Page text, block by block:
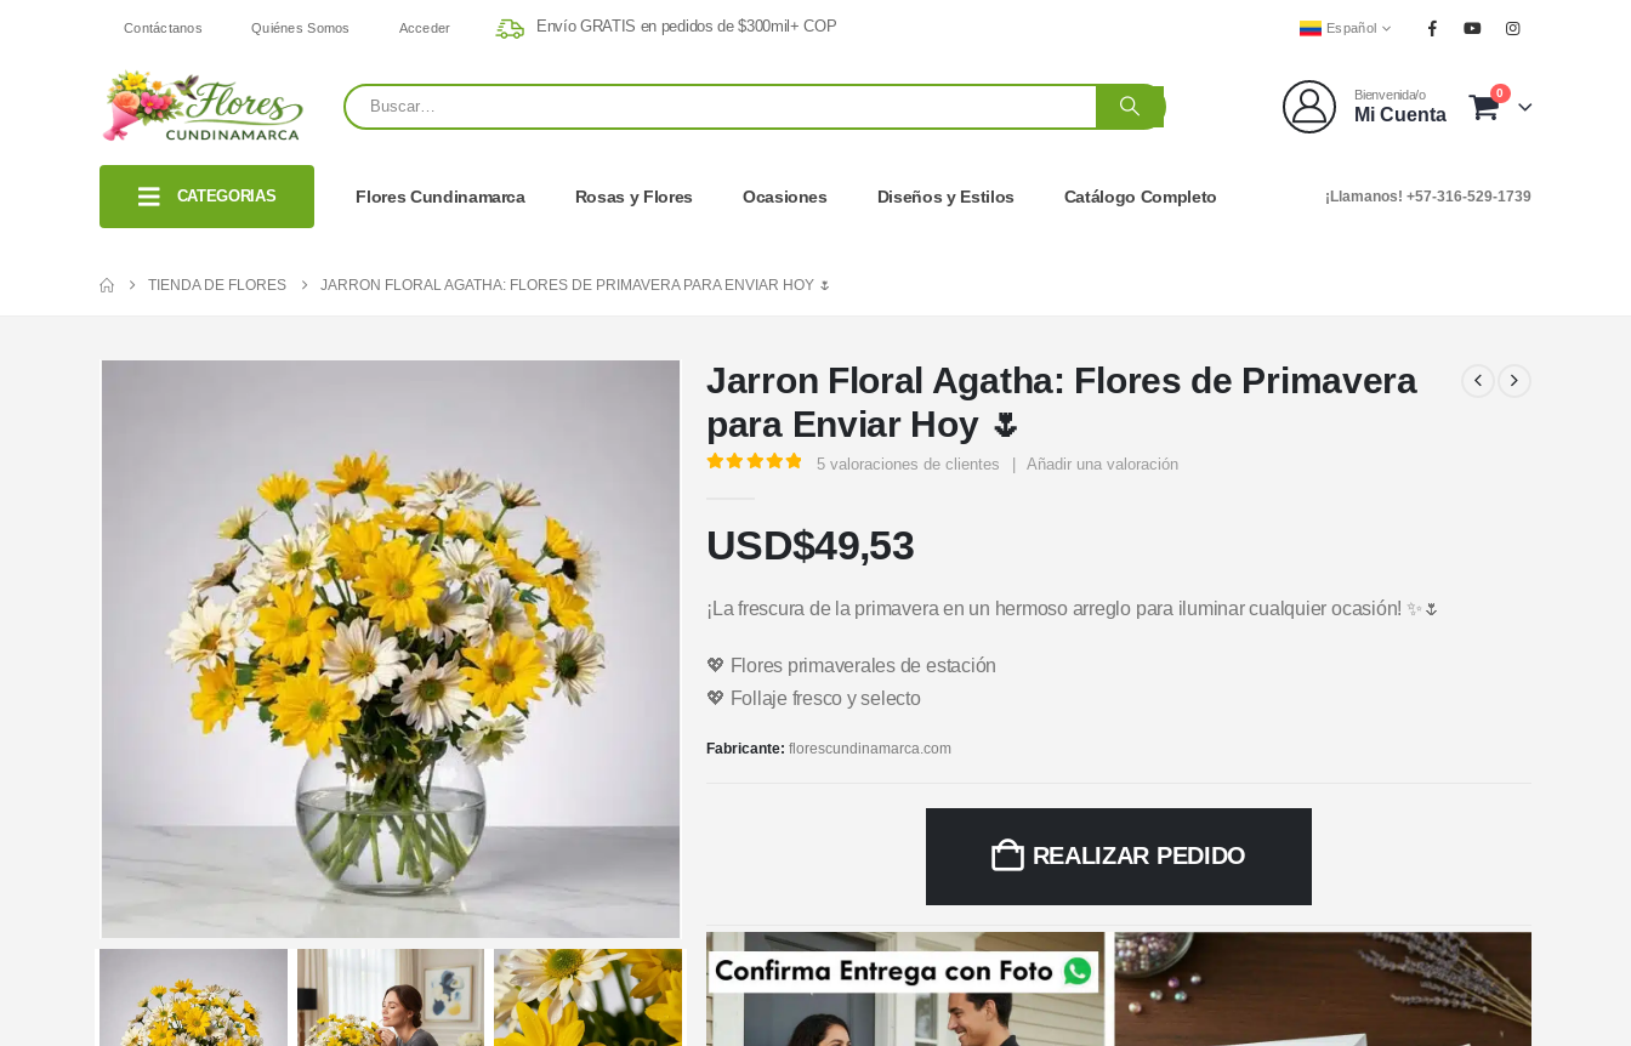
Contáctanos Quiénes Somos Acceder Envío GRATIS en pedidos de $300mil+ COP Español
Bienvenida/o
Mi Cuenta
0
CATEGORIAS Flores Cundinamarca Rosas y Flores Ocasiones Diseños y Estilos Catálogo Completo ¡Llamanos! +57-316-529-1739
TIENDA DE FLORES JARRON FLORAL AGATHA: FLORES DE PRIMAVERA PARA ENVIAR HOY 🌷
Jarron Floral Agatha: Flores de Primavera
para Enviar Hoy 🌷
5 valoraciones de clientes Añadir una valoración
USD$49,53
¡La frescura de la primavera en un hermoso arreglo para iluminar cualquier ocasión! ✨🌷
💖 Flores primaverales de estación
💖 Follaje fresco y selecto
Fabricante: florescundinamarca.com
REALIZAR PEDIDO